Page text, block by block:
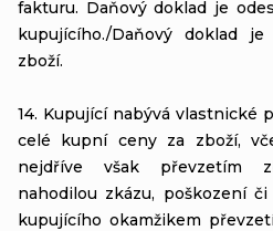
fakturu. Daňový doklad je
kupujícího./Daňový doklad
zboží.
14. Kupující nabývá vlastnické
celé kupní ceny za zboží,
nejdříve však převzetím
nahodilou zkázu, poškození
kupujícího okamžikem